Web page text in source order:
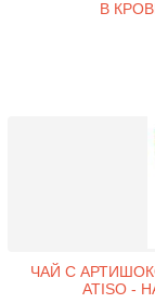
В
ЧАЙ С
ATISO -